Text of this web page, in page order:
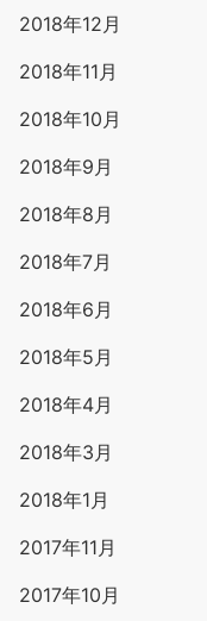
2018年12月
2018年11月
2018年10月
2018年9月
2018年8月
2018年7月
2018年6月
2018年5月
2018年4月
2018年3月
2018年1月
2017年11月
2017年10月